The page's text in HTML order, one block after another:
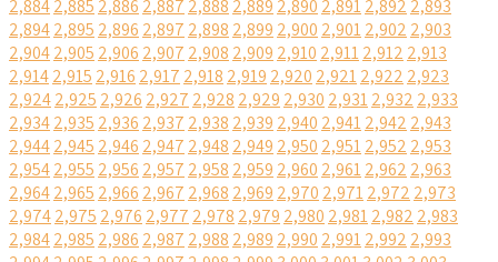
2,8842,885 2,886 2,887 2,888 2,889 2,890 2,8912,892 2,893
2,8942,895 2,896 2,897 2,898 2,899 2,900 2,9012,902 2,903
2,9042,905 2,906 2,907 2,908 2,909 2,910 2,9112,912 2,913
2,9142,915 2,916 2,917 2,918 2,919 2,920 2,9212,922 2,923
2,9242,925 2,926 2,927 2,928 2,929 2,930 2,9312,932 2,933
2,9342,935 2,936 2,937 2,938 2,939 2,940 2,9412,942 2,943
2,9442,945 2,946 2,947 2,948 2,949 2,950 2,9512,952 2,953
2,9542,955 2,956 2,957 2,958 2,959 2,960 2,9612,962 2,963
2,9642,965 2,966 2,967 2,968 2,969 2,970 2,9712,972 2,973
2,9742,975 2,976 2,977 2,978 2,979 2,980 2,9812,982 2,983
2,9842,985 2,986 2,987 2,988 2,989 2,990 2,9912,992 2,993